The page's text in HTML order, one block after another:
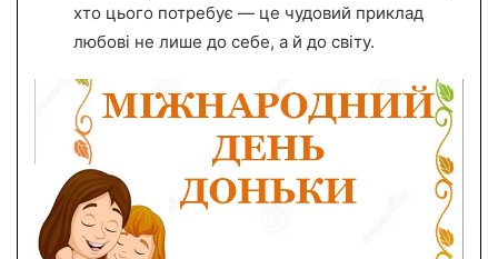
хто цього потребує — це чудовий приклад
любові не лише до себе, а й до світу.